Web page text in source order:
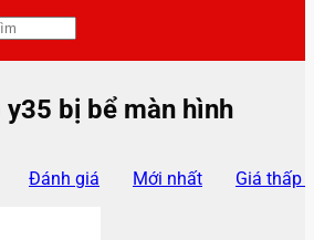
bị bể màn hình
Đánh giá Mới nhất Giá thấp